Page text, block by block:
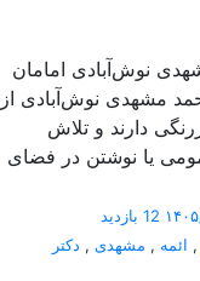
مشهدی نوش‌آبادی از
دارند و تلاش
یا نوشتن در فضای
12 بازدید
, ائمه , مشهدی , دکتر